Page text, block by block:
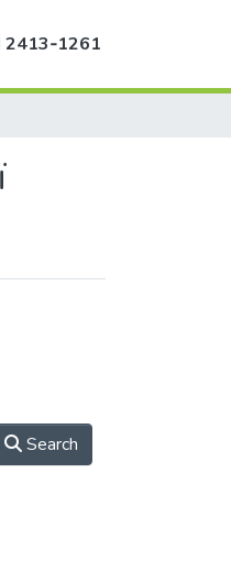
2413‑1261
Search